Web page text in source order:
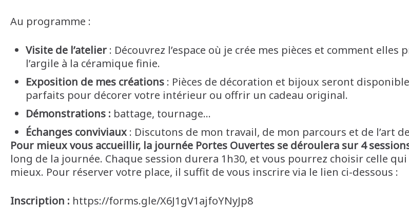
Au programme :
Visite de l’atelier : Découvrez l’espace où je crée mes pièces et comment elles
l’argile à la céramique finie.
Exposition de mes créations : Pièces de décoration et bijoux seront
parfaits pour décorer votre intérieur ou offrir un cadeau original.
Démonstrations : battage, tournage…
Échanges conviviaux : Discutons de mon travail, de mon parcours et de l’art
Pour mieux vous accueillir, la journée Portes Ouvertes se déroulera sur 4
long de la journée. Chaque session durera 1h30, et vous pourrez choisir celle
mieux. Pour réserver votre place, il suffit de vous inscrire via le lien ci-dessous :
Inscription : https://forms.gle/X6J1gV1ajfoYNyJp8